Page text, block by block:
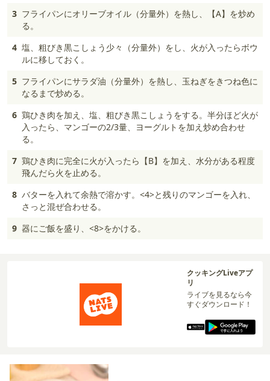
3 フライパンにオリーブオイル（分量外）を熱し、【A】を炒め
る。
4 塩、粗びき黒こしょう少々（分量外）をし、火が入ったらボウ
ルに移しておく。
5 フライパンにサラダ油（分量外）を熱し、玉ねぎをきつね色に
なるまで炒める。
6 鶏ひき肉を加え、塩、粗びき黒こしょうをする。半分ほど火が
入ったら、マンゴーの2/3量、ヨーグルトを加え炒め合わせ
る。
7 鶏ひき肉に完全に火が入ったら【B】を加え、水分がある程度
飛んだら火を止める。
8 バターを入れて余熱で溶かす。<4>と残りのマンゴーを入れ、
さっと混ぜ合わせる。
9 器にご飯を盛り、<8>をかける。
クッキングLiveアプ
リ
ライブを見るなら今
すぐダウンロード！